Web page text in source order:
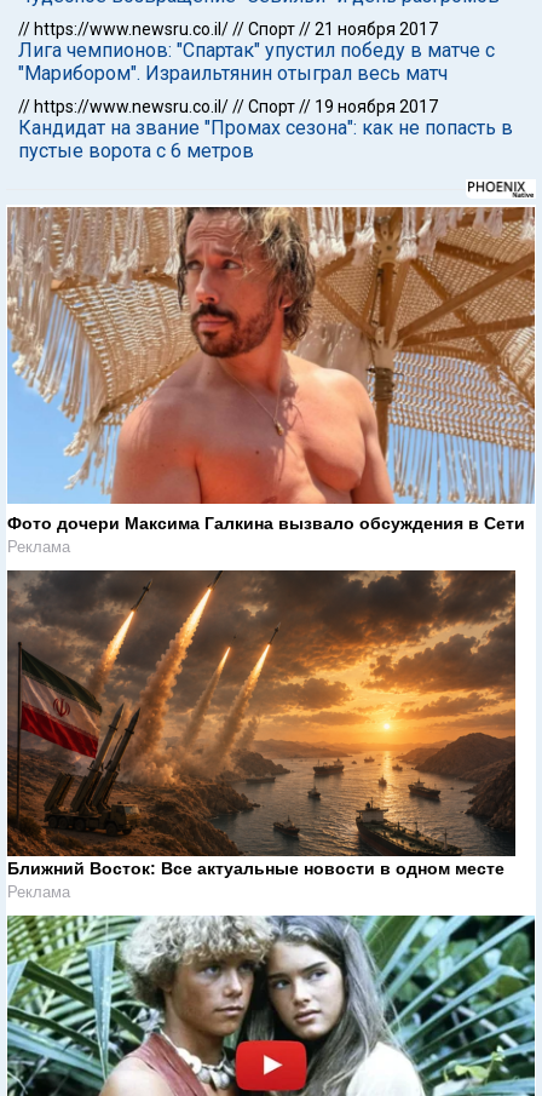
// https://www.newsru.co.il///Спорт//21 ноября 2017
Лига чемпионов: "Спартак" упустил победу в матче с
"Марибором". Израильтянин отыграл весь матч
// https://www.newsru.co.il///Спорт// 19 ноября 2017
Кандидат на звание "Промах сезона": как не попасть в
пустые ворота с 6 метров
Фото дочери Максима Галкина вызвало обсуждения в Сети
Реклама
Ближний Восток: Все актуальные новости в одном месте
Реклама